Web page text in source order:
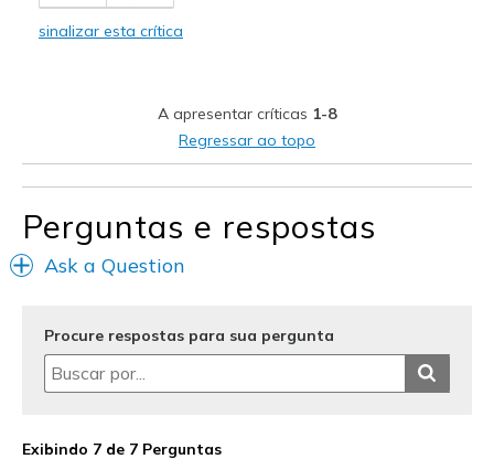
Melhores utilizações
Calçado para o emprego
número
Parecem de acordo com o
número
calçado
sinalizar esta crítica
A apresentar críticas 1-8
Regressar ao topo
Perguntas e respostas
Ask a Question
Procure respostas para sua pergunta
Exibindo 7 de 7 Perguntas